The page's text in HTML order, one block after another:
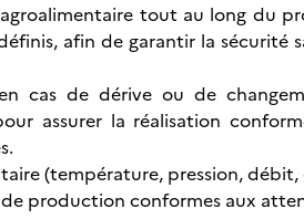
tout au long du
afin de garantir la sécurité
cas de dérive ou de
assurer la réalisation
(température, pression, débit,
production conformes aux